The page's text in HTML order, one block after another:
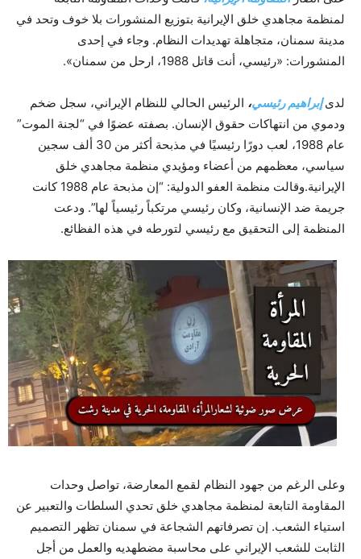
لمنظمة مجاهدي خلق الإيرانية بتوزيع المنشورات بلا خوف وتحد في
مدينة سمنان، متجاهلة تهديدات النظام. وجاء في إحدى
المنشورات: «رئيسي، أنت قاتل 1988، ارحل من سمنان».
لدىإبراهيم رئيسي، الرئيس الحالي للنظام الإيراني، سجل ضخم
ودموي من انتهاكات حقوق الإنسان. بصفته عضوًا في “لجنة الموت”
عام 1988، لعب دورًا رئيسيًا في مذبحة أكثر من 30 ألف سجين
سياسي، معظمهم من أعضاء ومؤيدي منظمة مجاهدي خلق
الإيرانية.وقالت منظمة العفو الدولية: “إن مذبحة عام 1988 كانت
جريمة ضد الإنسانية، وكان رئيسي مرتكباً رئيسياً لها”. ودعت
المنظمة إلى التحقيق مع رئيسي لتورطه في هذه الفظائع.
وعلى الرغم من جهود النظام لقمع المعارضة، تواصل وحدات
المقاومة التابعة لمنظمة مجاهدي خلق تحدي السلطات والتعبير عن
استياء الشعب. إن تصرفاتهم الشجاعة في سمنان تظهر التصميم
الثابت للشعب الإيراني على محاسبة مضطهديه والعمل من أجل